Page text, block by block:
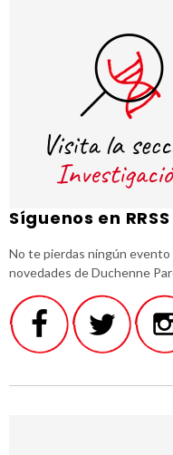
Síguenos en RRSS
No te pierdas ningún
novedades de Duchenne